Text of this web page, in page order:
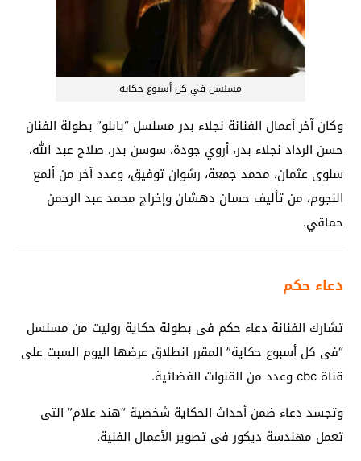
مسلسل في كل أسبوع حكاية
وكان آخر أعمال الفنانة نجلاء بدر مسلسل “بابلو” بطولة الفنان
حسن الرداد نجلاء بدر، أروي جودة، سوسن بدر، صلاح عبد الله،
سلوى عثمان، محمد جمعة، رشوان توفيق، وعدد آخر من ألمع
النجوم، من تأليف حسان دهشان وإخراج محمد عبد الرحمن
حماقي.
دعاء حكم
تشارك الفنانة دعاء حكم فى بطولة حكاية روليت من مسلسل
“فى كل أسبوع حكاية” المقرر انطلاق عرضها اليوم السبت على
قناة cbc وعدد من القنوات الفضائية.
وتجسد دعاء ضمن أحداث الحكاية شخصية “هند علام” التى
تعمل مهندسة ديكور فى تصوير الأعمال الفنية.